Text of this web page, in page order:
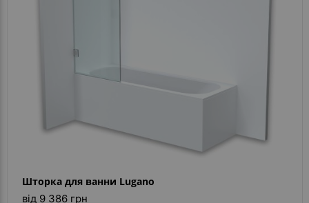
Шторка для ванни Lugano
від 9 386 грн